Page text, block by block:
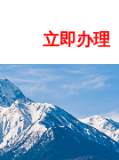
立即办理